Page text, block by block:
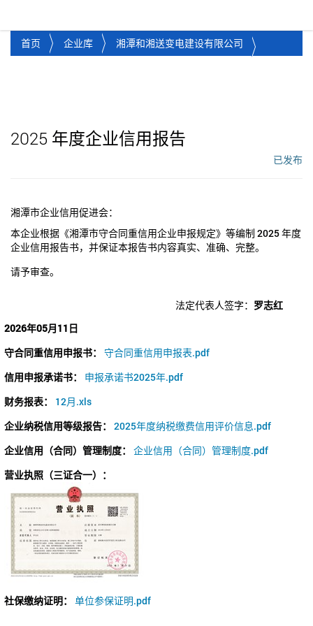
首页 企业库 湘潭和湘送变电建设有限公司
2025 年度企业信用报告
已发布
湘潭市企业信用促进会：
本企业根据《湘潭市守合同重信用企业申报规定》等编制 2025年度
企业信用报告书，并保证本报告书内容真实、准确、完整。
请予审查。
法定代表人签字： 罗志红
2026年05月11日
守合同重信用申报书：
守合同重信用申报表.pdf
信用申报承诺书：
申报承诺书2025年.pdf
财务报表：
12月.xls
企业纳税信用等级报告：
2025年度纳税缴费信用评价信息.pdf
企业信用（合同）管理制度：
企业信用（合同）管理制度.pdf
营业执照（三证合一）：
社保缴纳证明： 单位参保证明.pdf